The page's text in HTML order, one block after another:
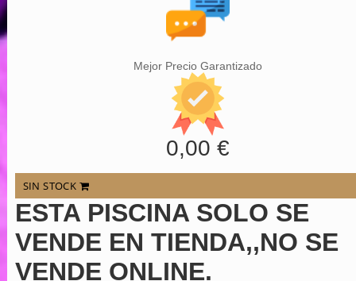
Mejor Precio Garantizado
0,00 €
SIN STOCK
ESTA PISCINA SOLO SE
VENDE EN TIENDA,,NO SE
VENDE ONLINE.